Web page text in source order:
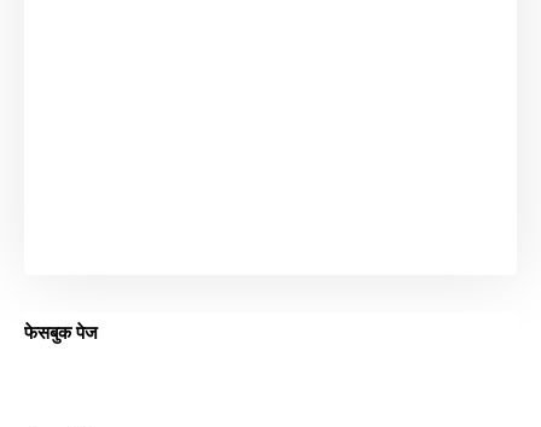
फेसबुक पेज